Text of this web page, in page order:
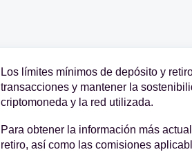
Los límites mínimos de depósito y
transacciones y mantener la
criptomoneda y la red utilizada.
Para obtener la información más
retiro, así como las comisiones